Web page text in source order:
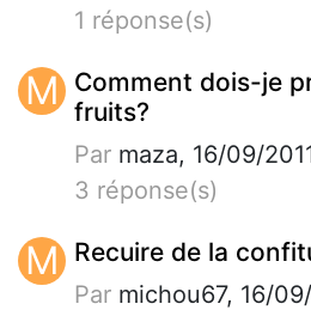
1 réponse(s)
M Comment dois-je
fruits?
Par maza, 16/09/
3 réponse(s)
M Recuire de la
Par michou67, 16/